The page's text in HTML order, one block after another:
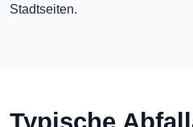
Stadtseiten.